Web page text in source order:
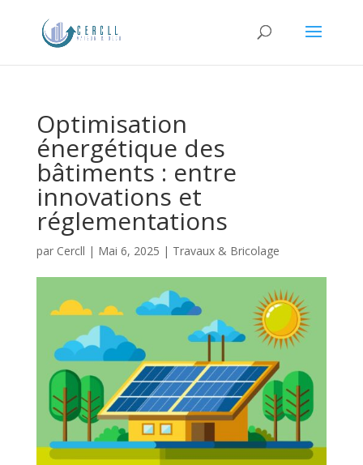
Optimisation
énergétique des
bâtiments : entre
innovations et
réglementations
par Cercll | Mai 6, 2025 | Travaux & Bricolage